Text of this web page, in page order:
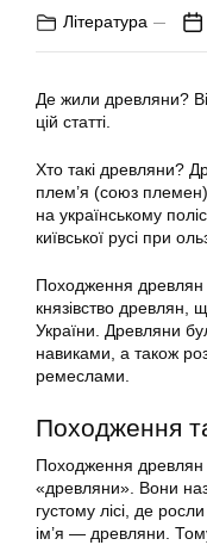
Література
Де жили древляни?
цій статті.
Хто такі древляни?
плем’я (союз
на українському
київської русі при
Походження древлян
князівство древлян,
України. Древляни
навиками, а також
ремеслами.
Походження
Походження древлян
«древляни». Вони
густому лісі, де
ім’я — древляни.